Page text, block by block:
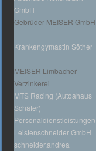
GmbH
Gebrüder MEISER GmbH
Krankengymastin Söther
MEISER Limbacher
Verzinkerei
MTS Racing (Autoahaus
Schäfer)
Personaldienstleistungen
Leistenschneider GmbH
schneider.andrea